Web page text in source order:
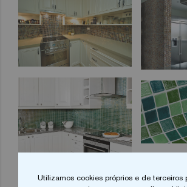
1 2 3
Utilizamos cookies próprios e de terceiros